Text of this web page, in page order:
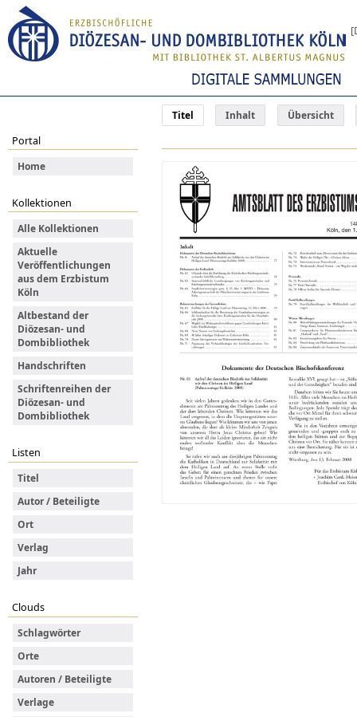
Titel Inhalt Übersicht
Portal
Home
Kollektionen
Alle Kollektionen
Aktuelle
Veröffentlichungen
aus dem Erzbistum
Köln
Altbestand der
Diözesan- und
Dombibliothek
Handschriften
Schriftenreihen der
Diözesan- und
Dombibliothek
Listen
Titel
Autor / Beteiligte
Ort
Verlag
Jahr
Clouds
Schlagwörter
Orte
Autoren / Beteiligte
Verlage